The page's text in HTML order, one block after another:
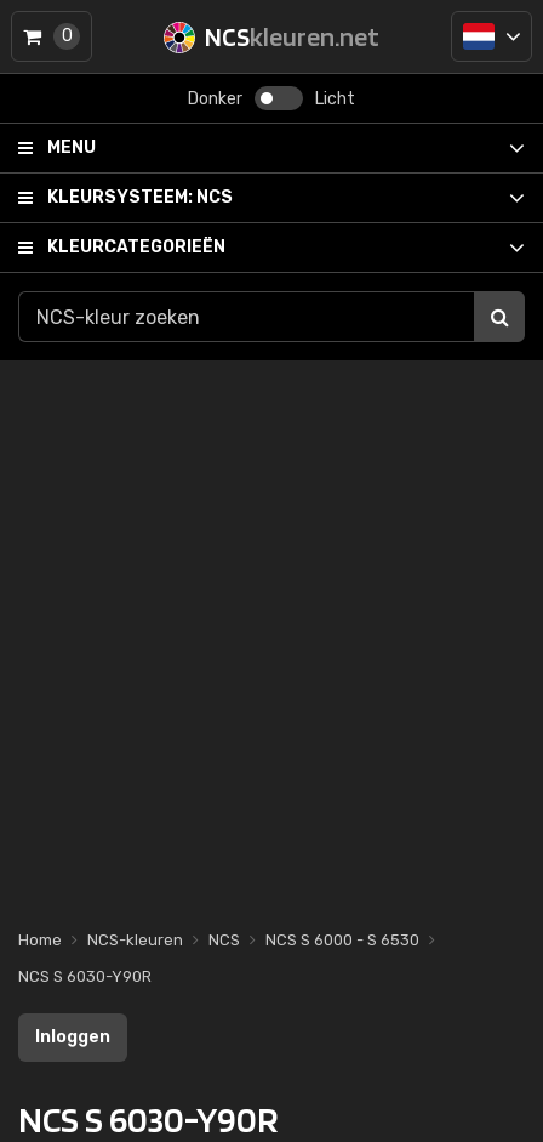
NCSkleuren.net
Donker Licht
MENU
KLEURSYSTEEM: NCS
KLEURCATEGORIEËN
0
Home NCS-kleuren NCS
NCS S 6000 - S 6530
NCS S 6030-Y90R
Inloggen
NCS S 6030-Y90R